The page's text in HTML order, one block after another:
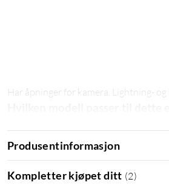
Har åpninger for kamera, Lightning-
Dette etuiet passer til følgende iPad-
iPad Air (4. gen.) – 2020
Produsentinformasjon
Kompletter kjøpet ditt (2)